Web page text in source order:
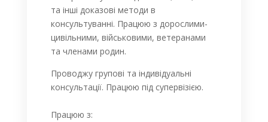
та інші доказові методи в
консультуванні. Працюю з дорослими-
цивільними, військовими, ветеранами
та членами родин.
Проводжу групові та індивідуальні
консультації. Працюю під супервізією.
Працюю з: